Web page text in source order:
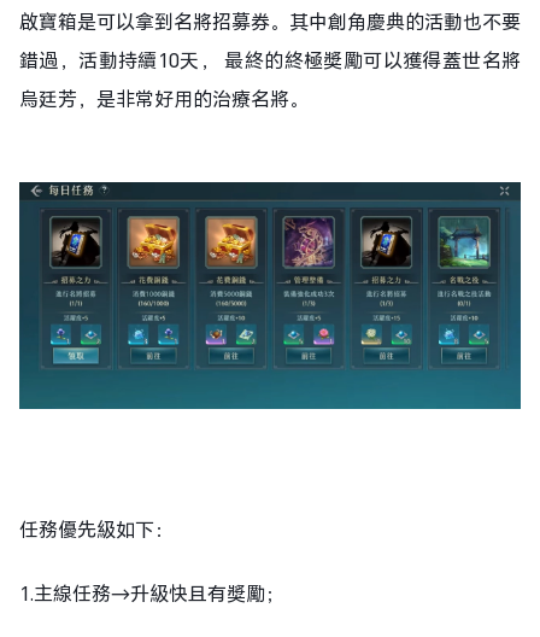
啟寶箱是可以拿到名將招募券。其中創角慶典的活動也不要
錯過，活動持續10天， 最終的終極獎勵可以獲得蓋世名將
烏廷芳，是非常好用的治療名將。
任務優先級如下：
1.主線任務→升級快且有獎勵；